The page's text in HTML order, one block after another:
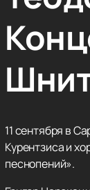
11 сентября в
Курентзиса и
песнопений».